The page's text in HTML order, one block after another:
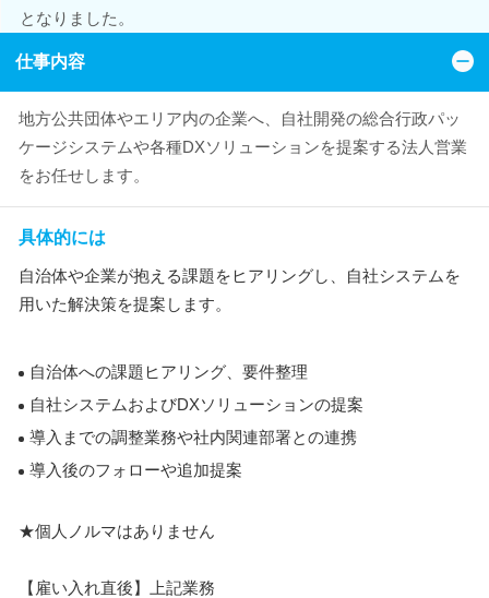
となりました。
仕事内容
地方公共団体やエリア内の企業へ、自社開発の総合行政パッ
ケージシステムや各種DXソリューションを提案する法人営業
をお任せします。
具体的には
自治体や企業が抱える課題をヒアリングし、自社システムを
用いた解決策を提案します。
自治体への課題ヒアリング、要件整理
自社システムおよびDXソリューションの提案
導入までの調整業務や社内関連部署との連携
導入後のフォローや追加提案
★個人ノルマはありません
【雇い入れ直後】上記業務